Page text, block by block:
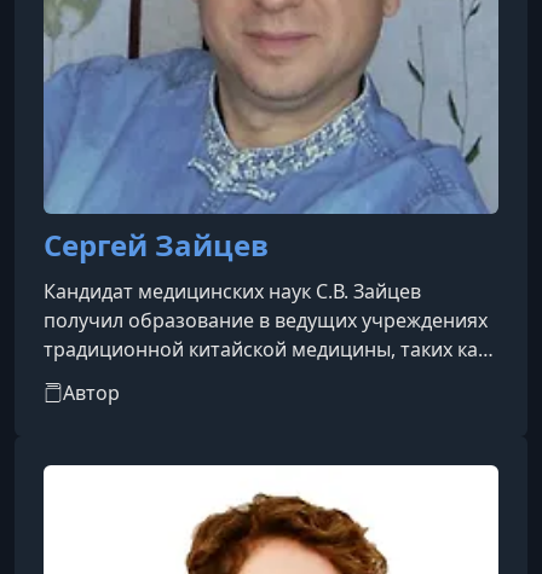
Сергей Зайцев
Кандидат медицинских наук С.В. Зайцев
получил образование в ведущих учреждениях
традиционной китайской медицины, таких как
Пекинский университет ТКМ, Академия
китайской медицины КНР, Институт китайской
университета и Международный Центр Цигуна
в провинции Хэбэй. Он свободно владеет
современным и древним китайским
языком.Автор множества публикаций и книг по
Автор